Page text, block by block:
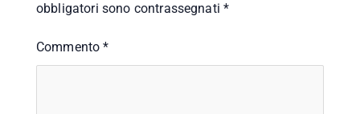
obbligatori sono contrassegnati*
Commento*